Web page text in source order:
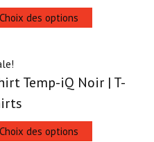
Choix des options
Temp-iQ Noir | T-
Choix des options